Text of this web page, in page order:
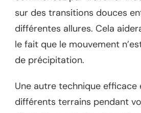
sur des transitions douces
différentes allures. Cela
le fait que le mouvement
de précipitation.
Une autre technique efficace
différents terrains pendant